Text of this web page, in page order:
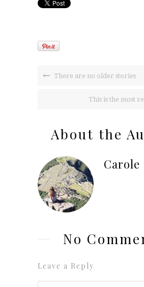
There are no older stories
This is the most
About the
Carole
No
Leave a Reply